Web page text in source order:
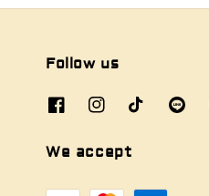
Follow us
We accept